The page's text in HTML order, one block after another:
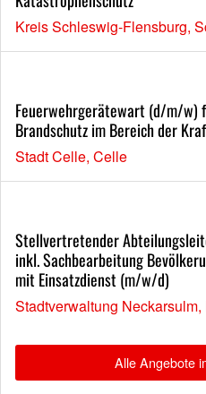
Kreis Schleswig-Flensburg,
Feuerwehrgerätewart (d/m/w)
Brandschutz im Bereich der
Stadt Celle, Celle
Stellvertretender
inkl. Sachbearbeitung
mit Einsatzdienst (m/w/d)
Stadtverwaltung
Alle Angebote